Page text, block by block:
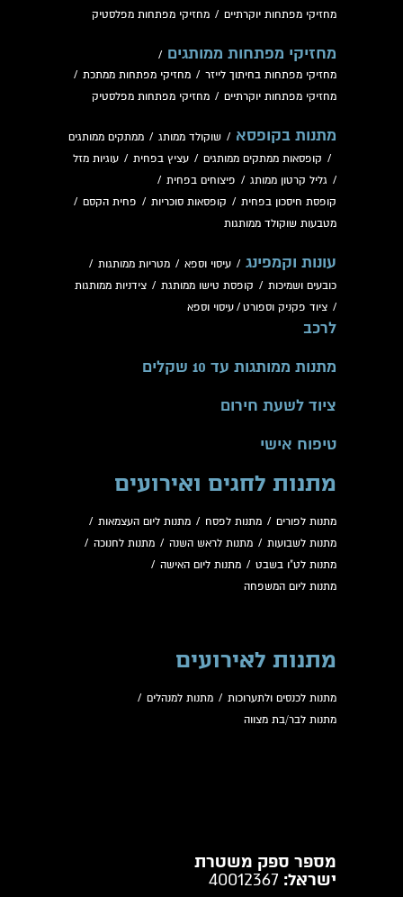
מחזיקי מפתחות יוקרתיים / מחזיקי מפתחות מפלסטיק
מחזיקי מפתחות ממותגים /
מחזיקי מפתחות בחיתוך לייזר / מחזיקי מפתחות ממתכת /
מחזיקי מפתחות יוקרתיים / מחזיקי מפתחות מפלסטיק
מתנות בקופסא / שוקולד ממותג / ממתקים ממותגים
/ קופסאות ממתקים ממותגים / עציץ בפחית / עוגיות מזל
/ גליל קרטון ממותג / פיצוחים בפחית /
קופסת חיסכון בפחית / קופסאות סוכריות / פחית הקסם /
מטבעות שוקולד ממותגות
עונות וקמפינג / עיסוי וספא / מטריות ממותגות /
כובעים ושמיכות / קופסת טישו ממותגת / צידניות ממותגות
/ ציוד פקניק וספורט / עיסוי וספא
לרכב
מתנות ממותגות עד 10 שקלים
ציוד לשעת חירום
טיפוח אישי
מתנות לחגים ואירועים
מתנות לפורים / מתנות לפסח / מתנות ליום העצמאות /
מתנות לשבועות / מתנות לראש השנה / מתנות לחנוכה /
מתנות לט"ו בשבט / מתנות ליום האישה /
מתנות ליום המשפחה
מתנות לאירועים
מתנות לכנסים ולתערוכות / מתנות למנהלים /
מתנות לבר/בת מצווה
מספר ספק משטרת
ישראל: